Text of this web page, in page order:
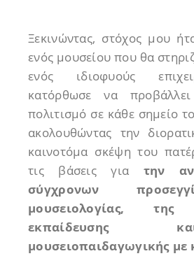
Ξεκινώντας, στόχος μου
ενός μουσείου που θα
ενός ιδιοφυούς
κατόρθωσε να
πολιτισμό σε κάθε σημείο
ακολουθώντας την
καινοτόμα σκέψη του
τις βάσεις για την
σύγχρονων
μουσειολογίας, της
εκπαίδευσης
μουσειοπαιδαγωγικής με